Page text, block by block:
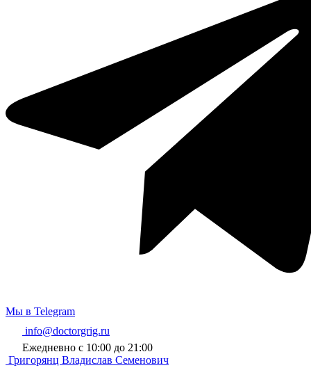
Мы в Telegram
info@doctorgrig.ru
Ежедневно с 10:00 до 21:00
Григорянц Владислав Семенович